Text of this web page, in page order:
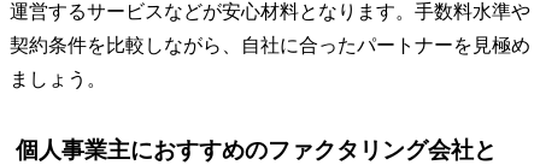
運営するサービスなどが安心材料となります。手数料水準や
契約条件を比較しながら、自社に合ったパートナーを見極め
ましょう。
個人事業主におすすめのファクタリング会社と